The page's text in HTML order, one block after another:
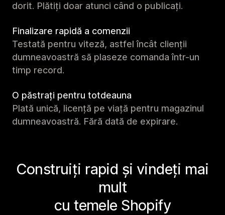
dorit. Plătiți doar atunci când o publicați.
Finalizare rapidă a comenzii
Testată pentru viteză, astfel încât clienții
dumneavoastră să plaseze comanda într-un
timp record.
O păstrați pentru totdeauna
Plată unică, licență pe viață pentru magazinul
dumneavoastră. Fără dată de expirare.
Construiți rapid și vindeți mai
mult
cu temele Shopify